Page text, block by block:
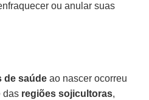
ou anular suas
de saúde ao nascer ocorreu
das regiões sojicultoras,